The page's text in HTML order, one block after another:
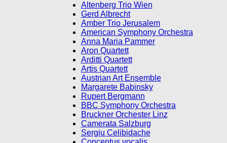
Altenberg Trio Wien
Gerd Albrecht
Amber Trio Jerusalem
American Symphony Orchestra
Anna Maria Pammer
Aron Quartett
Arditti Quartett
Artis Quartett
Austrian Art Ensemble
Margarete Babinsky
Rupert Bergmann
BBC Symphony Orchestra
Bruckner Orchester Linz
Camerata Salzburg
Sergiu Celibidache